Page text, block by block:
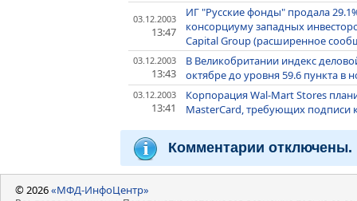
03.12.2003
13:47
ИГ "Русские фонды" продала
консорциуму западных
Capital Group (расширенное
03.12.2003
13:43
В Великобритании индекс
октябре до уровня 59.6 пункта в
03.12.2003
13:41
Корпорация Wal-Mart Stores
MasterCard, требующих подписи
Комментарии отключены.
© 2026«МФД-ИнфоЦентр»